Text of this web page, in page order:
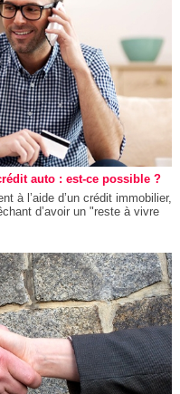
auto : est-ce possible ?
à l’aide d’un crédit immobilier,
d’avoir un "reste à vivre